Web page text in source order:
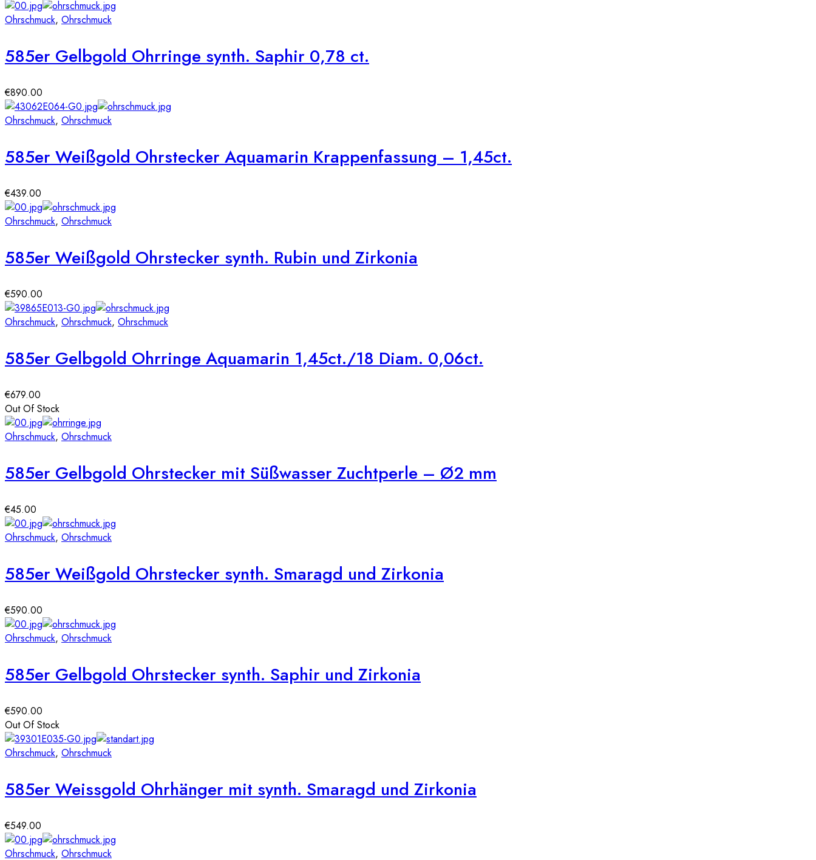
Ohrschmuck, Ohrschmuck
585er Gelbgold Ohrringe synth. Saphir 0,78 ct.
€890.00
Ohrschmuck, Ohrschmuck
585er Weißgold Ohrstecker Aquamarin Krappenfassung – 1,45ct.
€439.00
Ohrschmuck, Ohrschmuck
585er Weißgold Ohrstecker synth. Rubin und Zirkonia
€590.00
Ohrschmuck, Ohrschmuck, Ohrschmuck
585er Gelbgold Ohrringe Aquamarin 1,45ct./18 Diam. 0,06ct.
€679.00
Out Of Stock
Ohrschmuck, Ohrschmuck
585er Gelbgold Ohrstecker mit Süßwasser Zuchtperle – Ø2 mm
€45.00
Ohrschmuck, Ohrschmuck
585er Weißgold Ohrstecker synth. Smaragd und Zirkonia
€590.00
Ohrschmuck, Ohrschmuck
585er Gelbgold Ohrstecker synth. Saphir und Zirkonia
€590.00
Out Of Stock
Ohrschmuck, Ohrschmuck
585er Weissgold Ohrhänger mit synth. Smaragd und Zirkonia
€549.00
Ohrschmuck, Ohrschmuck